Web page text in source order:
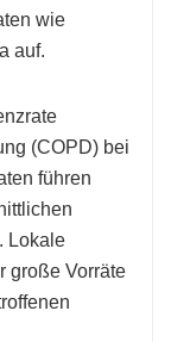
wie
auf.
(COPD) bei
führen
Lokale
große Vorräte